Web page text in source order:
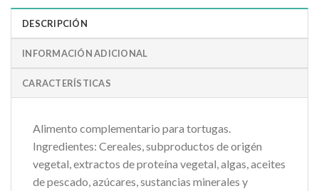
DESCRIPCIÓN
INFORMACIÓN ADICIONAL
CARACTERÍSTICAS
Alimento complementario para tortugas.
Ingredientes: Cereales, subproductos de origén
vegetal, extractos de proteína vegetal, algas, aceites
de pescado, azúcares, sustancias minerales y